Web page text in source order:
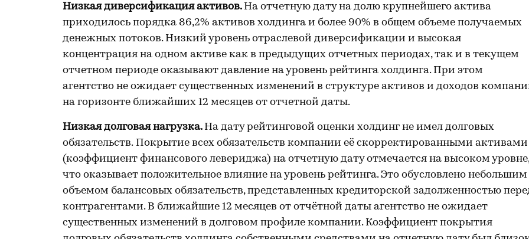
Низкая диверсификация активов. На отчетную дату на долю крупнейшего актива
приходилось порядка 86,2% активов холдинга и более 90% в общем объеме получаемых
денежных потоков. Низкий уровень отраслевой диверсификации и высокая
концентрация на одном активе как в предыдущих отчетных периодах, так и в текущем
отчетном периоде оказывают давление на уровень рейтинга холдинга. При этом
агентство не ожидает существенных изменений в структуре активов и доходов
на горизонте ближайших 12 месяцев от отчетной даты.
Низкая долговая нагрузка. На дату рейтинговой оценки холдинг не имел долговых
обязательств. Покрытие всех обязательств компании её скорректированными активами
(коэффициент финансового левериджа) на отчетную дату отмечается на высоком уровне,
что оказывает положительное влияние на уровень рейтинга. Это обусловлено небольшим
объемом балансовых обязательств, представленных кредиторской задолженностью
контрагентами. В ближайшие 12 месяцев от отчётной даты агентство не ожидает
существенных изменений в долговом профиле компании. Коэффициент покрытия